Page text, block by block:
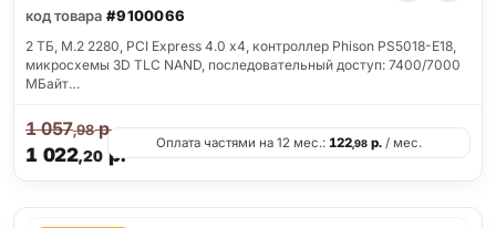
код товара #9100066
2 ТБ, M.2 2280, PCI Express 4.0 x4, контроллер Phison PS5018-E18,
микросхемы 3D TLC NAND, последовательный доступ: 7400/7000
МБайт…
1 022,20 р.
1 057,98р.
Оплата частями на 12 мес.: 122,98р./ мес.